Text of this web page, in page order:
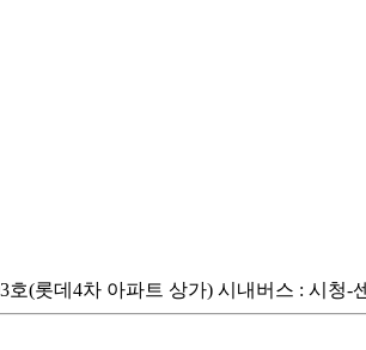
호(롯데4차 아파트 상가) 시내버스 : 시청